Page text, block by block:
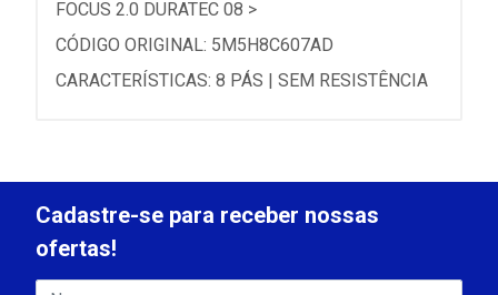
FOCUS 2.0 DURATEC 08 >
CÓDIGO ORIGINAL: 5M5H8C607AD
CARACTERÍSTICAS: 8 PÁS | SEM RESISTÊNCIA
Cadastre-se para receber nossas
ofertas!